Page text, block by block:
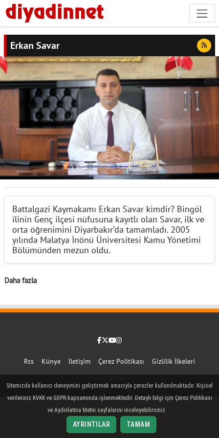
Erkan Savar
Battalgazi Kaymakamı Erkan Savar kimdir? Bingöl
ilinin Genç ilçesi nüfusuna kayıtlı olan Savar, ilk ve
orta öğrenimini Diyarbakır’da tamamladı. 2005
yılında Malatya İnönü Üniversitesi Kamu Yönetimi
Bölümünden mezun oldu.
Daha fazla
Facebook
Twitter (X)
YouTube
Instagram
Rss Künye İletişim Çerez Politikası
Gizlilik İlkeleri
Sitemizde kullanıcı deneyimini geliştirmek amacıyla çerezler kullanılmaktadır. Kişisel
verileriniz KVKK ve GDPR kapsamında işlenmektedir. Detaylı bilgi için Çerez Politikası
ve Aydınlatma Metni sayfalarını inceleyebilirsiniz.
AYRINTILAR TAMAM